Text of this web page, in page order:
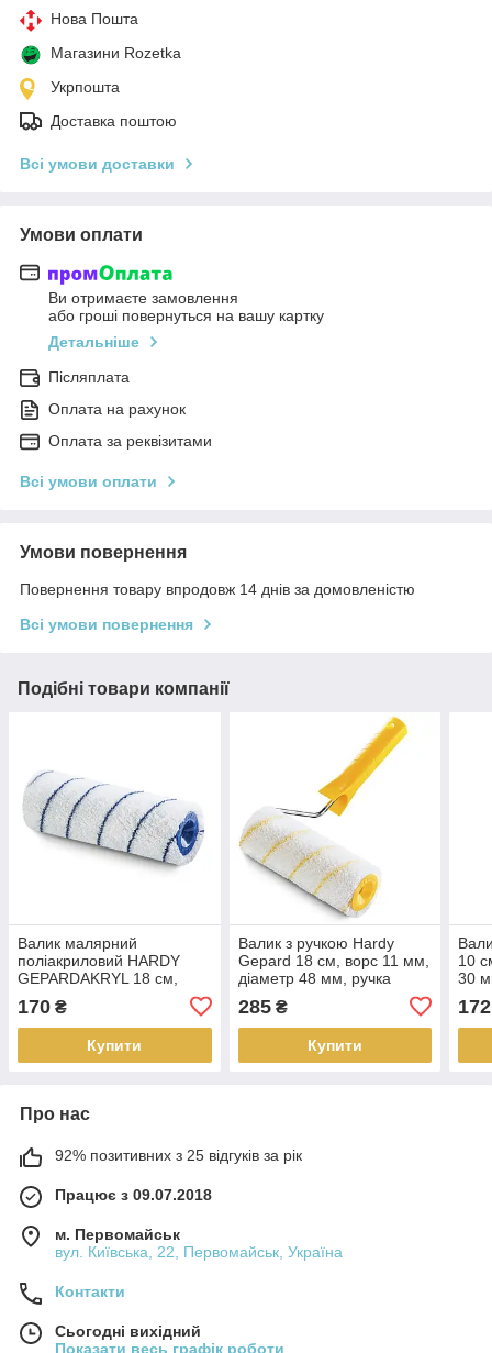
Нова Пошта
Магазини Rozetka
Укрпошта
Доставка поштою
Всі умови доставки
Умови оплати
Ви отримаєте замовлення
або гроші повернуться на вашу картку
Детальніше
Післяплата
Оплата на рахунок
Оплата за реквізитами
Всі умови оплати
Умови повернення
Повернення товару впродовж 14 днів за домовленістю
Всі умови повернення
Подібні товари компанії
Валик малярний
поліакриловий HARDY
GEPARDAKRYL 18 см,
ворс 8 мм, діаметр 48 мм
170 ₴
Купити
Валик з ручкою Hardy
Gepard 18 см, ворс 11 мм,
діаметр 48 мм, ручка
285₴
Купити
10
30
172
Про нас
92% позитивних з 25 відгуків за рік
Працює з 09.07.2018
м. Первомайськ
вул. Київська, 22, Первомайськ, Україна
Контакти
Сьогодні вихідний
Показати весь графік роботи